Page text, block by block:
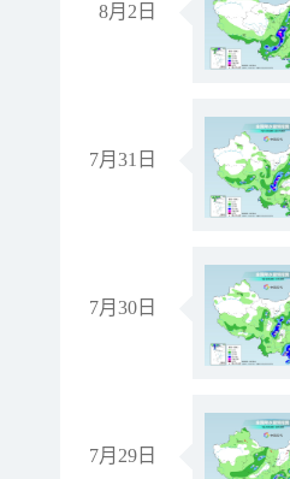
8月2日
7月31日
7月30日
7月29日